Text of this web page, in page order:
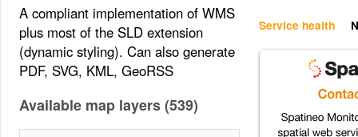
Service health
A compliant implementation of WMS
plus most of the SLD extension
(dynamic styling). Can also generate
PDF, SVG, KML, GeoRSS
Available map layers (539)